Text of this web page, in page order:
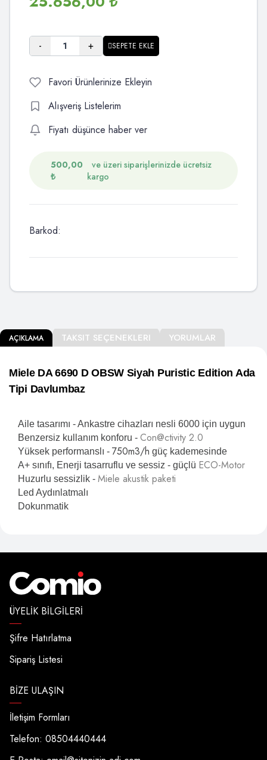
- + SEPETE EKLE
Favori Ürünlerinize Ekleyin
Alışveriş Listelerim
Fiyatı düşünce haber ver
500,00
₺
ve üzeri siparişlerinizde ücretsiz
kargo
Barkod:
AÇIKLAMA TAKSIT SEÇENEKLERI YORUMLAR
Miele DA 6690 D OBSW Siyah Puristic Edition Ada
Tipi Davlumbaz
Aile tasarımı - Ankastre cihazları nesli 6000 için uygun
Benzersiz kullanım konforu - Con@ctivity 2.0
Yüksek performanslı - 750m3/h güç kademesinde
A+ sınıfı, Enerji tasarruflu ve sessiz - güçlü ECO-Motor
Huzurlu sessizlik - Miele akustik paketi
Led Aydınlatmalı
Dokunmatik
ÜYELIK BILGILERI
Şifre Hatırlatma
Sipariş Listesi
BIZE ULAŞIN
İletişim Formları
Telefon: 08504440444